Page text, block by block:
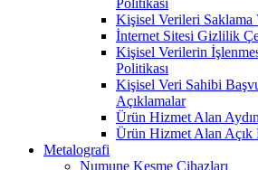
Politikası
Kişisel Verileri Saklama
İnternet Sitesi Gizlilik
Kişisel Verilerin
Politikası
Kişisel Veri Sahibi
Açıklamalar
Ürün Hizmet Alan
Ürün Hizmet Alan Açık
Metalografi
Numune Kesme Cihazları